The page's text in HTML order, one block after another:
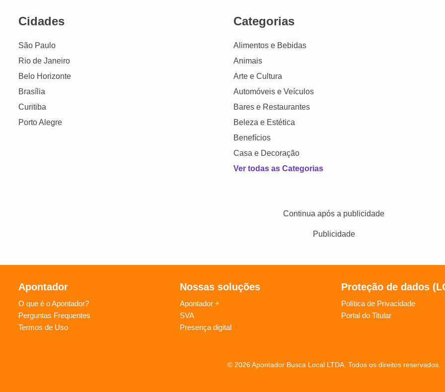
Cidades
São Paulo
Rio de Janeiro
Belo Horizonte
Brasília
Curitiba
Porto Alegre
Categorias
Alimentos e Bebidas
Animais
Arte e Cultura
Automóveis e Veículos
Bares e Restaurantes
Beleza e Estética
Benefícios
Casa e Decoração
Ver todas as Categorias
Continua após a publicidade
Publicidade
Apontador
O que é o Apontador?
Perguntas Frequentes
Termos de Uso
Nossas soluções
Apontador +
SVA
Presença digital
Proteção de dados
Política de Privacidade
Portal do Titular
© 2026 Apontador Busca Local LTDA. Todos os direitos reservados.